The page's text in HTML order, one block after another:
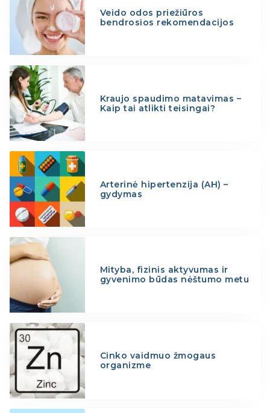
Veido odos priežiūros
bendrosios rekomendacijos
Kraujo spaudimo matavimas –
Kaip tai atlikti teisingai?
Arterinė hipertenzija (AH) –
gydymas
Mityba, fizinis aktyvumas ir
gyvenimo būdas nėštumo metu
Cinko vaidmuo žmogaus
organizme